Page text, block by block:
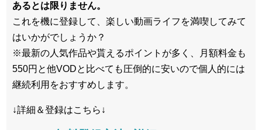
あるとは限りません。
これを機に登録して、楽しい動画ライフを満喫してみて
はいかがでしょうか？
※最新の人気作品や貰えるポイントが多く、月額料金も
550円と他VODと比べても圧倒的に安いので個人的には
継続利用をおすすめします。
↓詳細＆登録はこちら↓